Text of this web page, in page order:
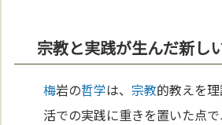
宗教と実践が生んだ新し
梅岩の哲学は、 宗教的教えを
活での実践に重きを置いた点